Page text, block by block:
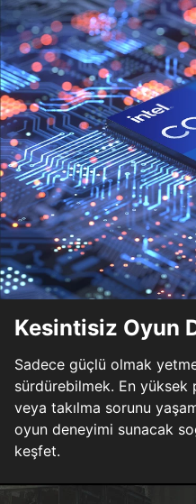
Kesintisiz Oyun
Sadece güçlü olmak
sürdürebilmek. En
veya takılma sorunu
oyun deneyimi sunacak
keşfet.